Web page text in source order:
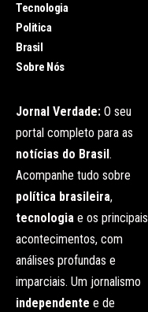
Tecnologia
Politica
Brasil
Sobre Nós
Jornal Verdade: O seu
portal completo para as
notícias do Brasil .
Acompanhe tudo sobre
política brasileira,
tecnologia e os principais
acontecimentos, com
análises profundas e
imparciais. Um jornalismo
independente e de